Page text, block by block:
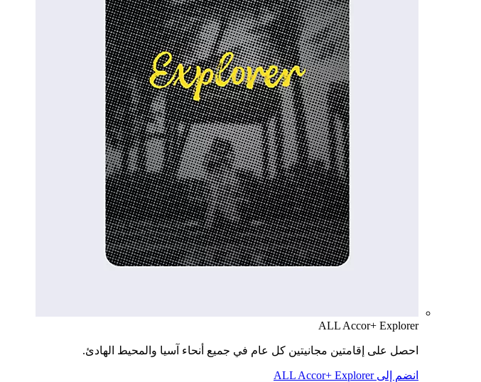
ALL Accor+ Explorer
احصل على إقامتين مجانيتين كل عام في جميع أنحاء آسيا والمحيط الهادئ.
انضم إلى ALL Accor+ Explorer